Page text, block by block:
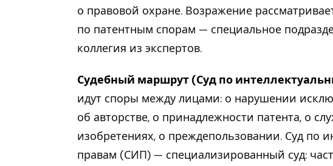
о правовой охране. Возражение
по патентным спорам — специальное
коллегия из экспертов.
Судебный маршрут (Суд по
идут споры между лицами: о нарушении
об авторстве, о принадлежности патента, о
изобретениях, о преждепользовании. Суд по
правам (СИП) — специализированный суд: